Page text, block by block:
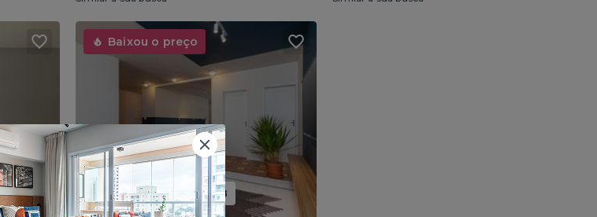
Baixou o preço
Promoção até 15/08